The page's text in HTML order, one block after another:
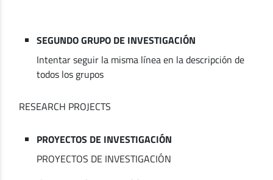
SEGUNDO GRUPO DE INVESTIGACIÓN
Intentar seguir la misma línea en la descripción de
todos los grupos
RESEARCH PROJECTS
PROYECTOS DE INVESTIGACIÓN
PROYECTOS DE INVESTIGACIÓN